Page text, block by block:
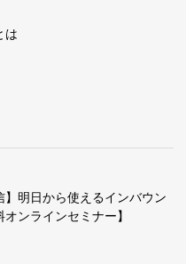
は
】明日から使えるインバウン
ンラインセミナー】